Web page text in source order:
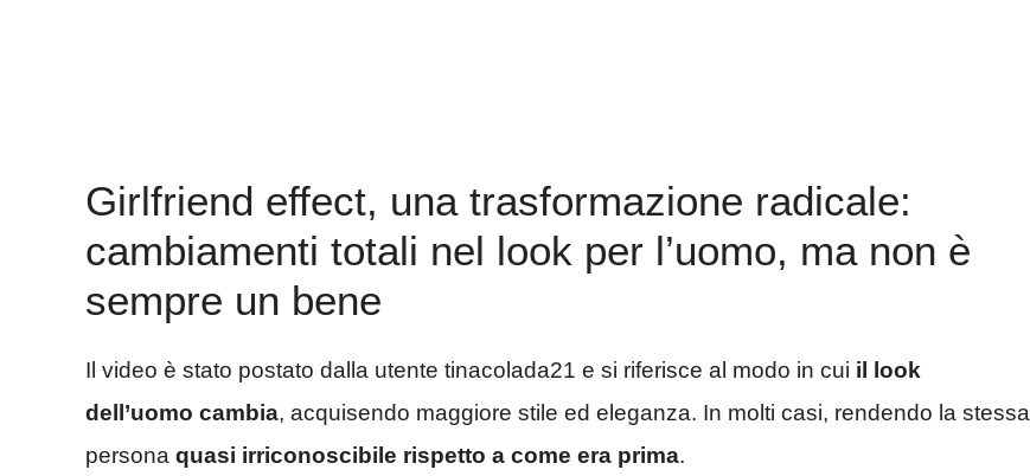
Girlfriend effect, una trasformazione radicale:
cambiamenti totali nel look per l’uomo, ma non è
sempre un bene
Il video è stato postato dalla utente tinacolada21 e si riferisce al modo in cui il look
dell’uomo cambia, acquisendo maggiore stile ed eleganza. In molti casi, rendendo la stessa
persona quasi irriconoscibile rispetto a come era prima.